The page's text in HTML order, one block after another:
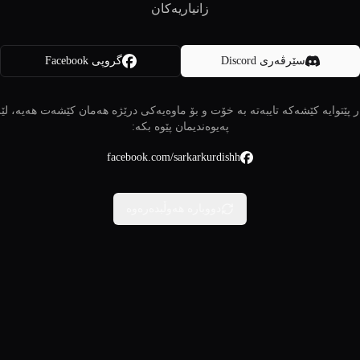
زانیاریەکان
سێرڤەری Discord گروپی Facebook
پێتوایە کێشەکە تایبەتە بە خۆت و بۆ ماوەیەکی درێژە هەمان کێشەت هەیە،
پەیوەندیمان پێوە بکە:
facebook.com/sarkarkurdishh